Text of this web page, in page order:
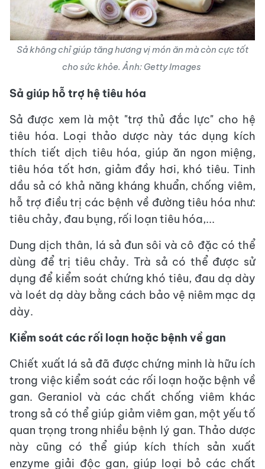
Sả không chỉ giúp tăng hương vị món ăn mà còn cực tốt
cho sức khỏe. Ảnh: Getty Images
Sả giúp hỗ trợ hệ tiêu hóa
Sả được xem là một "trợ thủ đắc lực" cho hệ
tiêu hóa. Loại thảo dược này tác dụng kích
thích tiết dịch tiêu hóa, giúp ăn ngon miệng,
tiêu hóa tốt hơn, giảm đầy hơi, khó tiêu. Tinh
dầu sả có khả năng kháng khuẩn, chống viêm,
hỗ trợ điều trị các bệnh về đường tiêu hóa như:
tiêu chảy, đau bụng, rối loạn tiêu hóa,...
Dung dịch thân, lá sả đun sôi và cô đặc có thể
dùng để trị tiêu chảy. Trà sả có thể được sử
dụng để kiểm soát chứng khó tiêu, đau dạ dày
và loét dạ dày bằng cách bảo vệ niêm mạc dạ
dày.
Kiểm soát các rối loạn hoặc bệnh về gan
Chiết xuất lá sả đã được chứng minh là hữu ích
trong việc kiểm soát các rối loạn hoặc bệnh về
gan. Geraniol và các chất chống viêm khác
trong sả có thể giúp giảm viêm gan, một yếu tố
quan trọng trong nhiều bệnh lý gan. Thảo dược
này cũng có thể giúp kích thích sản xuất
enzyme giải độc gan, giúp loại bỏ các chất